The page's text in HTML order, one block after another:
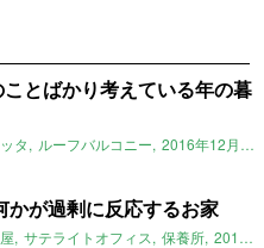
とばかり考えている年の暮
タ ルーフバルコニー 2016年12月のおすすめ
かが過剰に反応するお家
サテライトオフィス 保養所 2016年12月のおすすめ